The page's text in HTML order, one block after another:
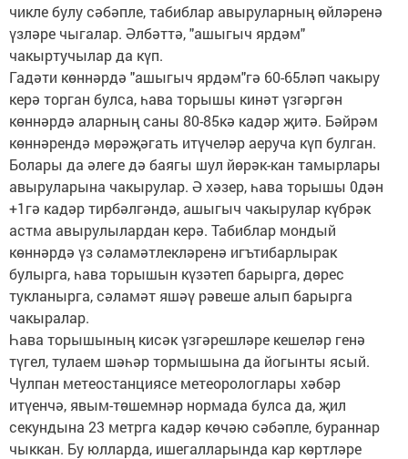
чикле булу сәбәпле, табиблар авыруларның өйләренә
үзләре чыгалар. Әлбәттә, "ашыгыч ярдәм"
чакыртучылар да күп.
Гадәти көннәрдә "ашыгыч ярдәм"гә 60-65ләп чакыру
керә торган булса, һава торышы кинәт үзгәргән
көннәрдә аларның саны 80-85кә кадәр җитә. Бәйрәм
көннәрендә мөрәҗәгать итүчеләр аеруча күп булган.
Болары да әлеге дә баягы шул йөрәк-кан тамырлары
авыруларына чакырулар. Ә хәзер, һава торышы 0дән
+1гә кадәр тирбәлгәндә, ашыгыч чакырулар күбрәк
астма авырулылардан керә. Табиблар мондый
көннәрдә үз сәламәтлекләренә игътибарлырак
булырга, һава торышын күзәтеп барырга, дөрес
тукланырга, сәламәт яшәү рәвеше алып барырга
чакыралар.
Һава торышының кисәк үзгәрешләре кешеләр генә
түгел, тулаем шәһәр тормышына да йогынты ясый.
Чулпан метеостанциясе метеорологлары хәбәр
итүенчә, явым-төшемнәр нормада булса да, җил
секундына 23 метрга кадәр көчәю сәбәпле, бураннар
чыккан. Бу юлларда, ишегалларында кар көртләре